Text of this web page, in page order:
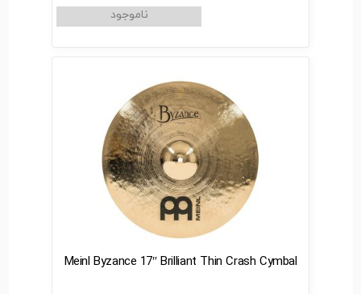
Meinl Byzance 17″ Brilliant Thin Crash Cymbal